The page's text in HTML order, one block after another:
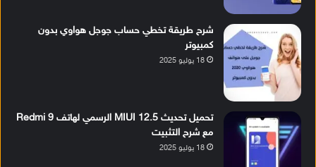
شرح طريقة تخطي حساب جوجل هواوي بدون
كمبيوتر
18 يوليو 2025
تحميل تحديث MIUI 12.5 الرسمي لهاتف Redmi 9
مع شرح التثبيت
18 يوليو 2025